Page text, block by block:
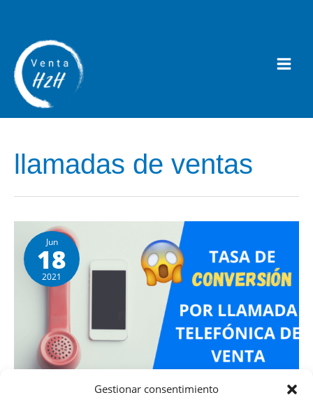
Gestionar consentimiento
llamadas de ventas
Jun
18
2021